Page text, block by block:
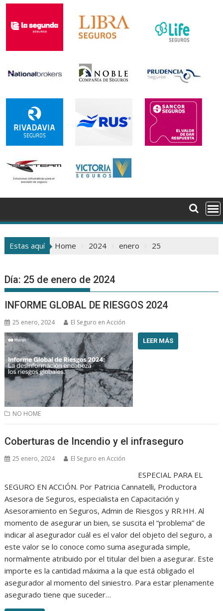
Estas aquí Home 2024 enero 25
Día: 25 de enero de 2024
INFORME GLOBAL DE RIESGOS 2024
25 enero, 2024 El Seguro en Acción
LEER MÁS
NO HOME
Coberturas de Incendio y el infraseguro
25 enero, 2024 El Seguro en Acción
ESPECIAL PARA EL
SEGURO EN ACCIÓN. Por Patricia Cannatelli, Productora
Asesora de Seguros, especialista en Capacitación y
Asesoramiento en Seguros, Admin de Riesgos y RR.HH. Al
momento de asegurar un bien, se suscita el “problema” de
indicar al asegurador cuál es el valor del objeto del seguro, a
este valor se lo conoce como suma asegurada simple,
normalmente atribuido por el titular del bien a asegurar. Este
importe es la cantidad máxima a la que está obligado el
asegurador al momento del siniestro. Para estar plenamente
asegurado tiene que suceder…